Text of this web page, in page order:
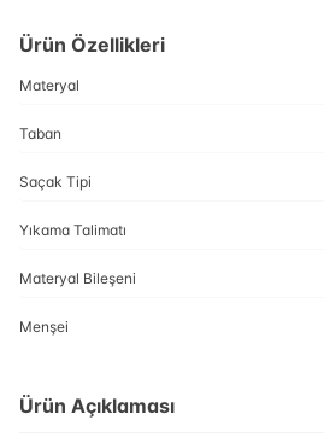
Ürün Özellikleri
Materyal
Taban
Saçak Tipi
Yıkama Talimatı
Materyal Bileşeni
Menşei
Ürün Açıklaması